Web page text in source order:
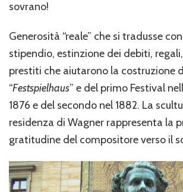
sovrano!
Generosità “reale” che si tradusse
stipendio, estinzione dei debiti,
prestiti che aiutarono la costruzione
“Festspielhaus” e del primo Festival
1876 e del secondo nel 1882. La
residenza di Wagner rappresenta la
gratitudine del compositore verso il